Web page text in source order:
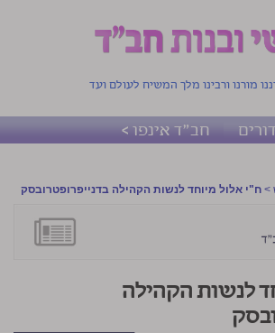
מורנו ורבינו מלך המשיח לעולם ועד
חב"ד אינפו >
> ח"י אלול מיוחד לנשות הקהילה בדנייפרופטרובסק
לנשות הקהילה